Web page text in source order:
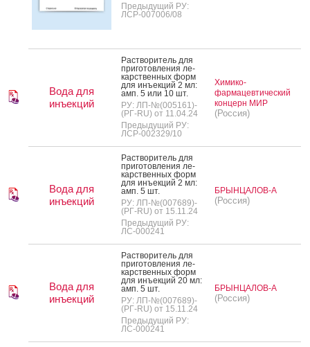
Предыдущий РУ:
ЛСР-007006/08
Вода для
инъекций
Рас­тво­ритель для
при­готов­ле­ния ле­
карс­твен­ных форм
для инъ­ек­ций 2 мл:
амп. 5 или 10 шт.
РУ: ЛП-№(005161)-
(РГ-RU) от 11.04.24
Предыдущий РУ:
ЛСР-002329/10
Химико-
фармацевтический
концерн МИР
(Россия)
Вода для
инъекций
Рас­тво­ритель для
при­готов­ле­ния ле­
карс­твен­ных форм
для инъ­ек­ций 2 мл:
амп. 5 шт.
РУ: ЛП-№(007689)-
(РГ-RU) от 15.11.24
Предыдущий РУ:
ЛС-000241
БРЫНЦАЛОВ-А
(Россия)
Вода для
инъекций
Рас­тво­ритель для
при­готов­ле­ния ле­
карс­твен­ных форм
для инъ­ек­ций 20 мл:
амп. 5 шт.
РУ: ЛП-№(007689)-
(РГ-RU) от 15.11.24
Предыдущий РУ:
ЛС-000241
БРЫНЦАЛОВ-А
(Россия)